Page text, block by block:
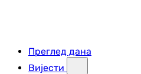
Преглед дана
Вијести